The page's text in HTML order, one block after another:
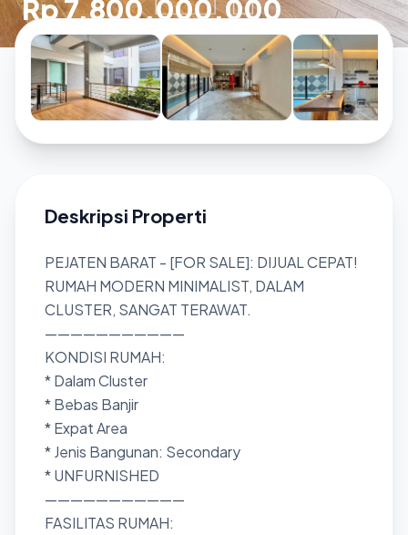
Rp 7.800.000.000
Deskripsi Properti
PEJATEN BARAT - [FOR SALE]: DIJUAL CEPAT!
RUMAH MODERN MINIMALIST, DALAM
CLUSTER, SANGAT TERAWAT.
———————————
KONDISI RUMAH:
* Dalam Cluster
* Bebas Banjir
* Expat Area
* Jenis Bangunan: Secondary
* UNFURNISHED
———————————
FASILITAS RUMAH: